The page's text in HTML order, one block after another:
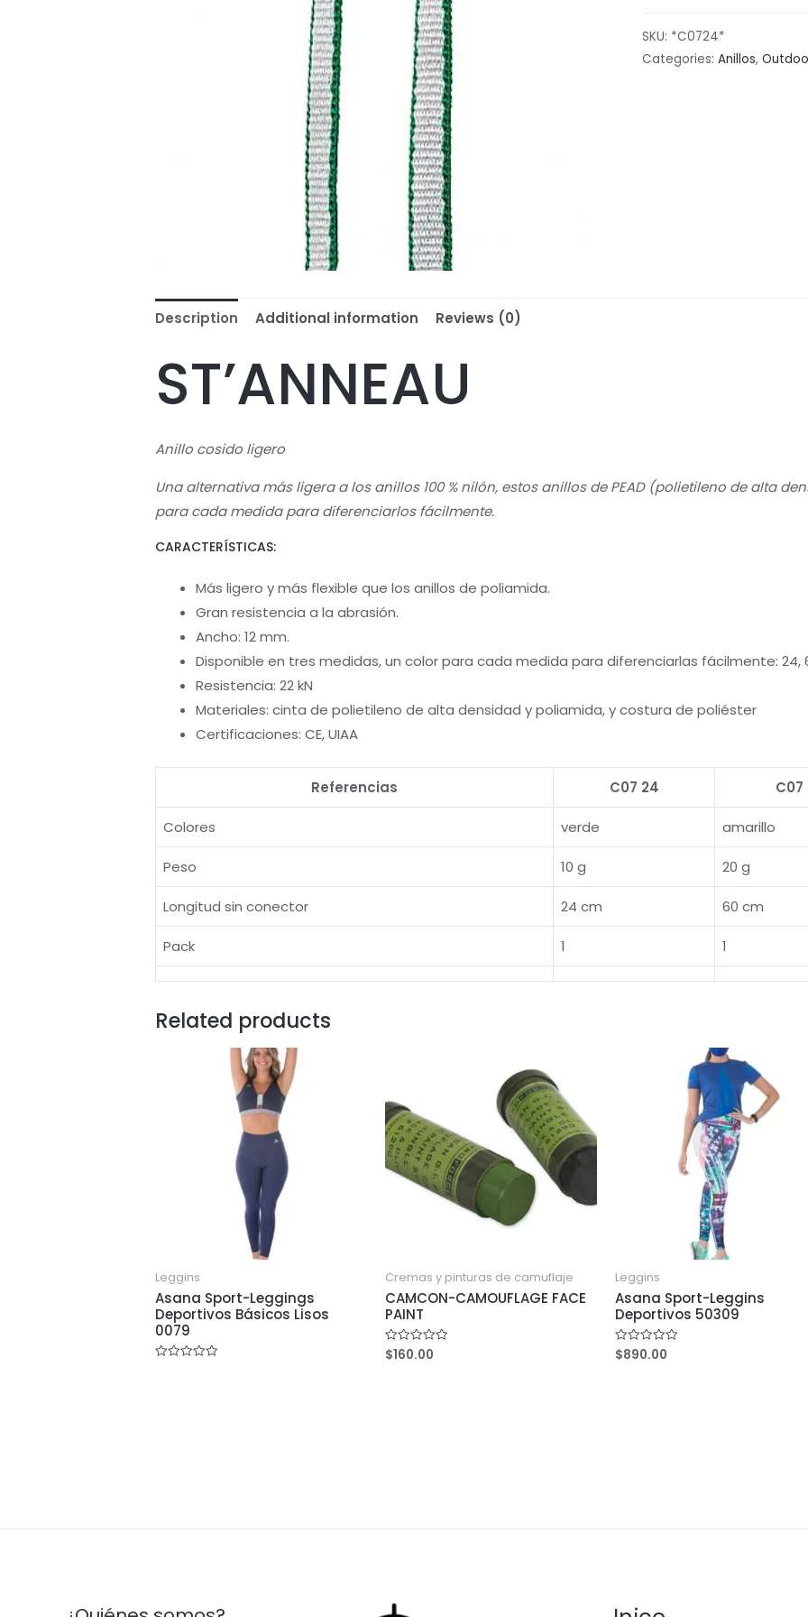
SKU: *C0724*
Categories: Anillos,
Description Additional information Reviews (0)
ST’ANNEAU
Anillo cosido ligero
Una alternativa más ligera a los anillos 100 % nilón, estos anillos de PEAD (polietileno de alta
para cada medida para diferenciarlos fácilmente.
CARACTERÍSTICAS:
Más ligero y más flexible que los anillos de poliamida.
Gran resistencia a la abrasión.
Ancho: 12 mm.
Disponible en tres medidas, un color para cada medida para diferenciarlas fácilmente: 24,
Resistencia: 22 kN
Materiales: cinta de polietileno de alta densidad y poliamida, y costura de poliéster
Certificaciones: CE, UIAA
Referencias C07 24 C07
Colores verde amarillo
Peso 10 g 20 g
Longitud sin conector 24 cm 60 cm
Pack 1 1
Related products
Leggins
Asana Sport-Leggings
Deportivos Básicos Lisos
0079
Cremas y pinturas de camuflaje
CAMCON-CAMOUFLAGE FACE
PAINT
Rated
0
$160.00
Leggins
Asana Sport-Leggins
Deportivos 50309
Rated
0
$890.00